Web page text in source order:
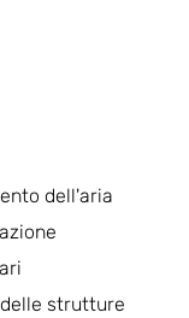
dell'aria
strutture